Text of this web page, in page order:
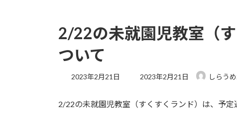
2/22の未就園児教室（
ついて
2023年2月21日
最
新
2023年2月21日 しらう
2/22の未就園児教室（すくすくランド）は、予定